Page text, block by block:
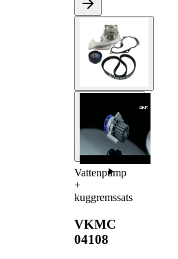
Vattenpump
+
kuggremssats
VKMC
04108